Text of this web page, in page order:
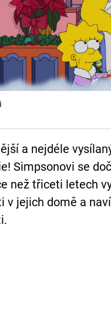
a nejdéle
Simpsonovi se
než třiceti letech
v jejich domě a